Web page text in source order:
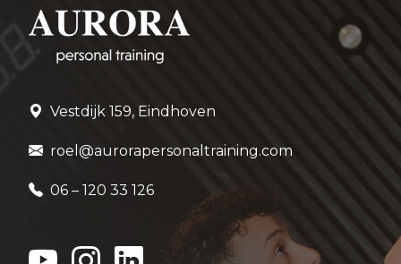
Vestdijk 159, Eindhoven
roel@aurorapersonaltraining.com
06 – 120 33 126